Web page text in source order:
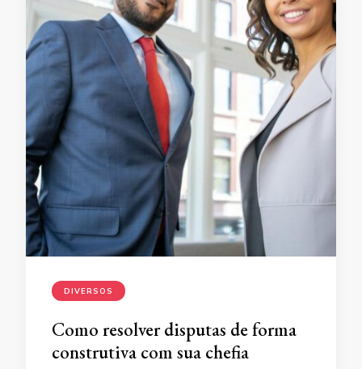
DIVERSOS
Como resolver disputas de forma
construtiva com sua chefia